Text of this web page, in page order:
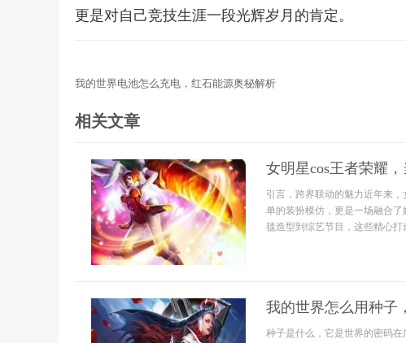
更是对自己竞技生涯一段光辉岁月的肯定。
我的世界电池怎么充电，红石能源奥秘解析
相关文章
女明星cos王者荣耀
引言，跨界联动的魅力近年来
单的装扮模仿，更是一场融合
毯造型到综艺节目，这些精心
我的世界怎么用种子
种子是什么，它是世界的密码